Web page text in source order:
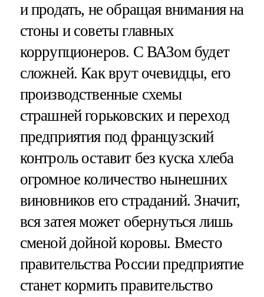
и продать, не обращая внимания на
стоны и советы главных
коррупционеров. С ВАЗом будет
сложней. Как врут очевидцы, его
производственные схемы
страшней горьковских и переход
предприятия под французский
контроль оставит без куска хлеба
огромное количество нынешних
виновников его страданий. Значит,
вся затея может обернуться лишь
сменой дойной коровы. Вместо
правительства России предприятие
станет кормить правительство